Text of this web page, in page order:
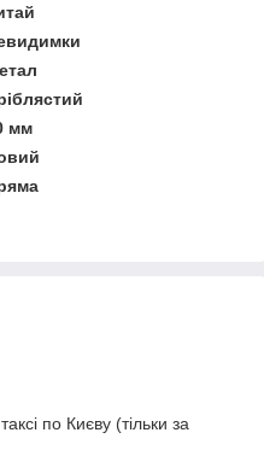
мм
по Києву (тільки за